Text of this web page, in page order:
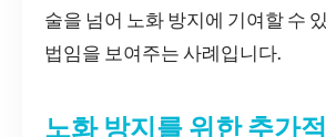
술을 넘어 노화 방지에 기여할 수
법임을 보여주는 사례입니다.
노화 방지를 위한 추가